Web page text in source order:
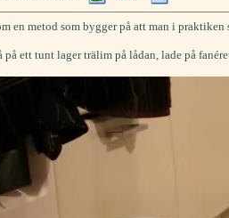
en metod som bygger på att man i
på ett tunt lager trälim på lådan, lade på